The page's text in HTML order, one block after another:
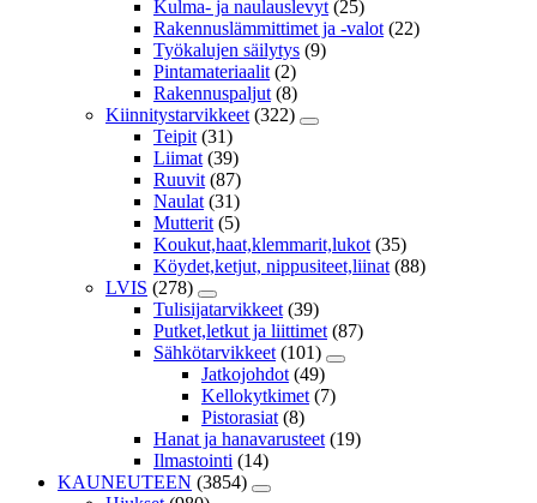
Kulma- ja naulauslevyt (25)
Rakennuslämmittimet ja -valot (22)
Työkalujen säilytys (9)
Pintamateriaalit (2)
Rakennuspaljut (8)
Kiinnitystarvikkeet (322)
Teipit (31)
Liimat (39)
Ruuvit (87)
Naulat (31)
Mutterit (5)
Koukut,haat,klemmarit,lukot (35)
Köydet,ketjut, nippusiteet,liinat (88)
LVIS (278)
Tulisijatarvikkeet (39)
Putket,letkut ja liittimet (87)
Sähkötarvikkeet (101)
Jatkojohdot (49)
Kellokytkimet (7)
Pistorasiat (8)
Hanat ja hanavarusteet (19)
Ilmastointi (14)
KAUNEUTEEN (3854)